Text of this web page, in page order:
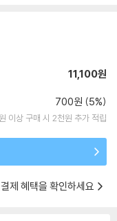
11,100원
700원 (5%)
이상 구매 시 2천원 추가 적립
제 혜택을 확인하세요